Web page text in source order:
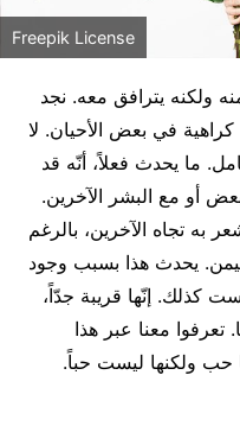
Freepik License
ولكنه يترافق معه. نجد
في بعض الأحيان. لا
ما يحدث فعلاً، أنّه قد
أو مع البشر الآخرين.
به تجاه الآخرين، بالرغم
يحدث هذا بسبب وجود
كذلك. إنّها قريبة جدّاً،
تعرفوا معنا عبر هذا